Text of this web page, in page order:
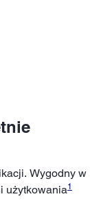
Wygodny w
użytkowania1